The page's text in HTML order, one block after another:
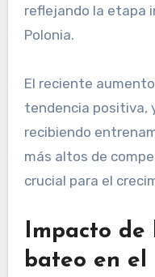
reflejando la etapa
Polonia.
El reciente
tendencia positiva,
recibiendo
más altos de
crucial para el
Impacto de
bateo en el